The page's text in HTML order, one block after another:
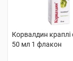
Корвалдин краплі
50 мл 1 флакон